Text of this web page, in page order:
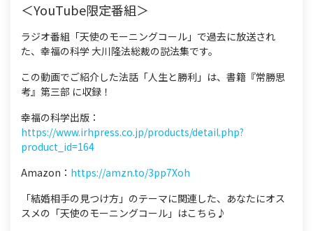
＜YouTube限定番組＞
ラジオ番組「天使のモーニングコール」で過去に放送され
た、幸福の科学 大川隆法総裁の説法集です。
この動画でご紹介した法話「人生と勝利」は、書籍『常勝思
考』第三部 に収録！
幸福の科学出版：
https://www.irhpress.co.jp/products/detail.php?
product_id=164
Amazon： https://amzn.to/3pp7Xoh
「結婚相手の見つけ方」のテーマに関連した、あなたにオス
スメの「天使のモーニングコール」はこちら♪